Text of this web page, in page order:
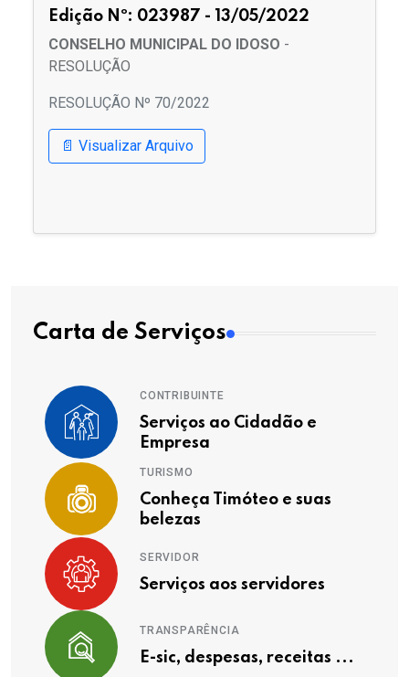
Edição Nº: 023987 - 13/05/2022
CONSELHO MUNICIPAL DO IDOSO -
RESOLUÇÃO
RESOLUÇÃO Nº 70/2022
📄 Visualizar Arquivo
Carta de Serviços
CONTRIBUINTE
Serviços ao Cidadão e
Empresa
TURISMO
Conheça Timóteo e suas
belezas
SERVIDOR
Serviços aos servidores
TRANSPARÊNCIA
E-sic, despesas, receitas ...